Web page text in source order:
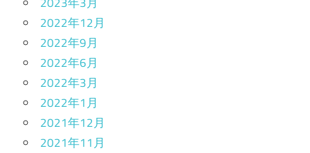
2022年12月
2022年9月
2022年6月
2022年3月
2022年1月
2021年12月
2021年11月